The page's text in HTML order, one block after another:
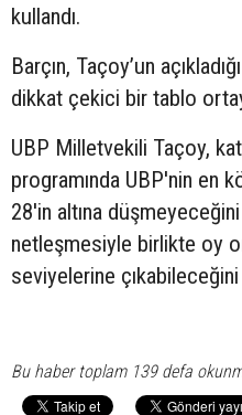
kullandı.
Barçın, Taçoy’un
dikkat çekici bir tablo
UBP Milletvekili Taçoy,
programında UBP'nin en
28'in altına
netleşmesiyle birlikte oy
seviyelerine
Bu haber toplam 139 defa